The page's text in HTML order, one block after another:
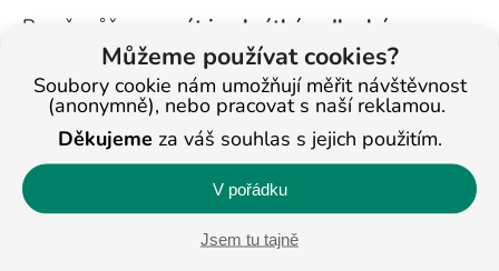
Můžeme používat cookies?
Soubory cookie nám umožňují měřit návštěvnost
(anonymně), nebo pracovat s naší reklamou.
Děkujeme za váš souhlas s jejich použitím.
V pořádku
Jsem tu tajně
Prvně můžeme
psát jen krátké a dlouhé
samohlásky,následně slabiky a pak krátká
dvouslabičná slova. Při psaní je vhodné dítě
naučit, že jakmile napíše dlouhou samohlásku, tak
ihned napíše znaménko nad písmenko. Ne, až
bude mít napsané celé slovo. To mu bere
pozornost a může snáze dělat chyby.